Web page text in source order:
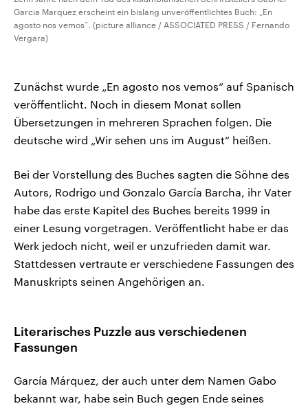
Garcia Marquez erscheint ein bislang unveröffentlichtes Buch: „En
agosto nos vemos“. (picture alliance / ASSOCIATED PRESS / Fernando
Vergara)
Zunächst wurde „En agosto nos vemos“ auf Spanisch
veröffentlicht. Noch in diesem Monat sollen
Übersetzungen in mehreren Sprachen folgen. Die
deutsche wird „Wir sehen uns im August“ heißen.
Bei der Vorstellung des Buches sagten die Söhne des
Autors, Rodrigo und Gonzalo García Barcha, ihr Vater
habe das erste Kapitel des Buches bereits 1999 in
einer Lesung vorgetragen. Veröffentlicht habe er das
Werk jedoch nicht, weil er unzufrieden damit war.
Stattdessen vertraute er verschiedene Fassungen des
Manuskripts seinen Angehörigen an.
Literarisches Puzzle aus verschiedenen
Fassungen
García Márquez, der auch unter dem Namen Gabo
bekannt war, habe sein Buch gegen Ende seines